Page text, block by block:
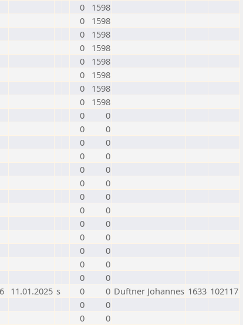
0
1598
0
1598
0
1598
0
1598
0
1598
0
1598
0
1598
0
1598
0
0
0
0
0
0
0
0
0
0
0
0
0
0
0
0
0
0
0
0
0
0
0
0
0
0
6 11.01.2025 s 0 0 Duftner Johannes 1633 102117
0
0
0 0